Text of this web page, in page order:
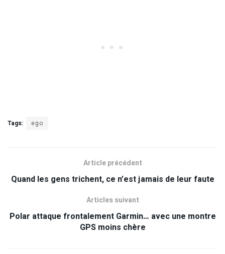
Tags: ego
Article précédent
Quand les gens trichent, ce n’est jamais de leur faute
Articles suivant
Polar attaque frontalement Garmin… avec une montre
GPS moins chère